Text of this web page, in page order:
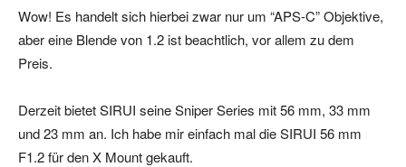
Wow! Es handelt sich hierbei zwar nur um “APS-C” Objektive,
aber eine Blende von 1.2 ist beachtlich, vor allem zu dem
Preis.
Derzeit bietet SIRUI seine Sniper Series mit 56 mm, 33 mm
und 23 mm an. Ich habe mir einfach mal die SIRUI 56 mm
F1.2 für den X Mount gekauft.